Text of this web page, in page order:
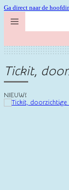
Ga direct naar de
Tickit,
NIEUW!